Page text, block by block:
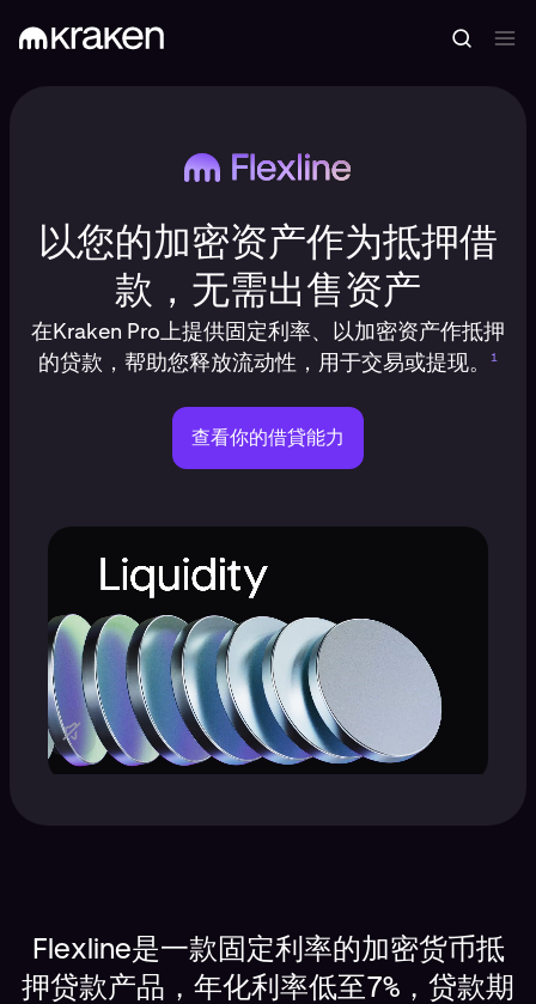
以您的加密资产作为抵押借
款，无需出售资产
在Kraken Pro上提供固定利率、以加密资产作抵押
的贷款，帮助您释放流动性，用于交易或提现。
1
查看你的借貸能力
Flexline是一款固定利率的加密货币抵
押贷款产品，年化利率低至7%，贷款期